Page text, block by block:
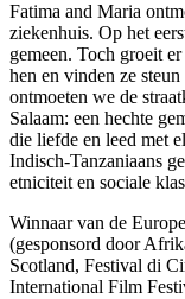
Fatima and Maria
ziekenhuis. Op het
gemeen. Toch groeit
hen en vinden ze
ontmoeten we de
Salaam: een hechte
die liefde en leed met
Indisch-Tanzaniaans
etniciteit en sociale
Winnaar van de
(gesponsord door
Scotland, Festival di
International Film